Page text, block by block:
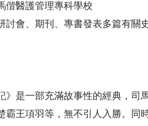
偕醫護管理專科學校
討會、期刊、專書發表多篇有關
一部充滿故事性的經典，司馬
霸王項羽等，無不引人入勝。同